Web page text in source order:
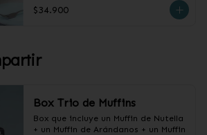
$34.900
Box Trio de Muffins
Box que incluye un Muffin de Nutella
+ un Muffin de Arándanos + un Muffin